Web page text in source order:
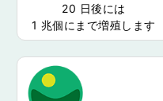
20 日後には
1 兆個にまで増殖します